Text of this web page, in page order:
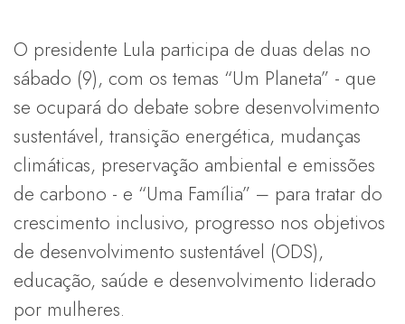
O presidente Lula participa de duas delas no
sábado (9), com os temas “Um Planeta” - que
se ocupará do debate sobre desenvolvimento
sustentável, transição energética, mudanças
climáticas, preservação ambiental e emissões
de carbono - e “Uma Família” – para tratar do
crescimento inclusivo, progresso nos objetivos
de desenvolvimento sustentável (ODS),
educação, saúde e desenvolvimento liderado
por mulheres.